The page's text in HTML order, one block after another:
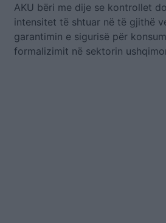
AKU bëri me dije se kontrollet
intensitet të shtuar në të gjithë
garantimin e sigurisë për
formalizimit në sektorin